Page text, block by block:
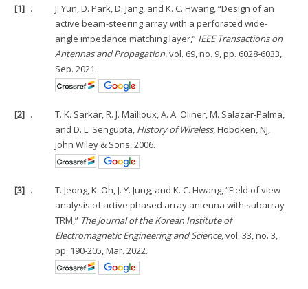
[1] .
J. Yun, D. Park, D. Jang, and K. C. Hwang, “Design of an
active beam-steering array with a perforated wide-
angle impedance matching layer,” IEEE Transactions on
Antennas and Propagation, vol. 69, no. 9, pp. 6028-6033,
Sep. 2021.
[2] .
T. K. Sarkar, R. J. Mailloux, A. A. Oliner, M. Salazar-Palma,
and D. L. Sengupta, History of Wireless, Hoboken, NJ,
John Wiley & Sons, 2006.
[3] .
T. Jeong, K. Oh, J. Y. Jung, and K. C. Hwang, “Field of view
analysis of active phased array antenna with subarray
TRM,” The Journal of the Korean Institute of
Electromagnetic Engineering and Science, vol. 33, no. 3,
pp. 190-205, Mar. 2022.